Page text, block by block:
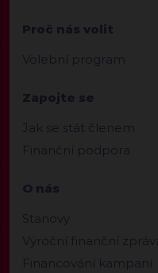
Proč nás volit
Volební program
Zapojte se
Jak se stát členem
Finanční podpora
O nás
Stanovy
Výroční finanční zpráva
Financování kampaní